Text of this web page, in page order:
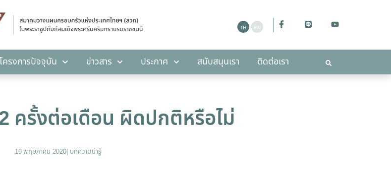
โครงการปัจจุบัน ข่าวสาร ประกาศ สนับสนุนเรา ติดต่อเรา
โครงการปัจจุบัน สนับสนุนเรา
ครั้งต่อเดือน ผิดปกติหรือไม่
19 พฤษภาคม 2020| บทความน่ารู้